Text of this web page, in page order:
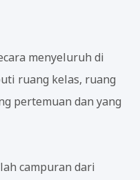
menyeluruh di
ruang kelas, ruang
pertemuan dan yang
campuran dari